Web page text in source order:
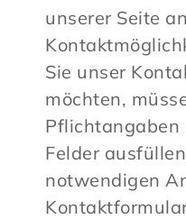
unserer Seite
Sie unser
möchten,
Pflichtangaben
Felder
notwendigen